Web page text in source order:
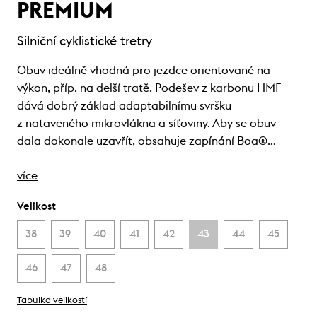
PREMIUM
Silniční cyklistické tretry
Obuv ideálně vhodná pro jezdce orientované na
výkon, příp. na delší tratě. Podešev z karbonu HMF
dává dobrý základ adaptabilnímu svršku
z nataveného mikrovlákna a síťoviny. Aby se obuv
dala dokonale uzavřít, obsahuje zapínání Boa®…
více
Velikost
38 39 40 41 42 43 44 45
46 47 48
Tabulka velikostí